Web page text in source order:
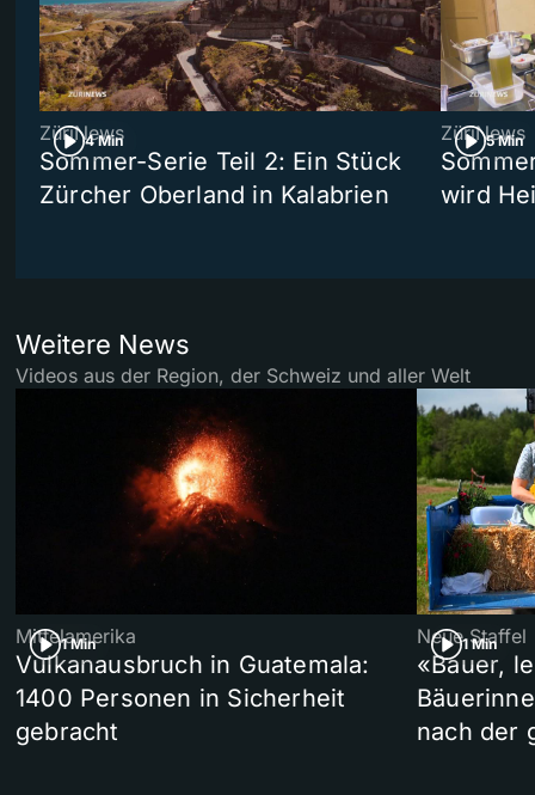
4 Min
ZüriNews
Sommer-Serie Teil 2: Ein Stück
Zürcher Oberland in Kalabrien
5 Min
ZüriNews
wird
Weitere News
Videos aus der Region, der Schweiz und aller Welt
1 Min
Mittelamerika
Vulkanausbruch in Guatemala:
1400 Personen in Sicherheit
gebracht
1 Min
Neue Staffel
«Bauer,
nach der